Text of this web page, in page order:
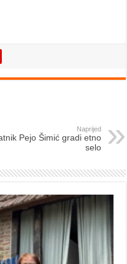
Naprijed
Pejo Šimić gradi etno
selo